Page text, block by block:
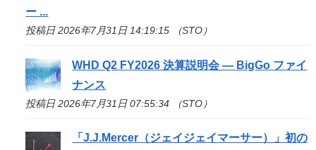
ー ...
投稿日 2026年7月31日 14:19:15 （STO）
WHD Q2 FY2026 決算説明会 — BigGo ファイ
ナンス
投稿日 2026年7月31日 07:55:34 （STO）
「J.J.Mercer（ジェイジェイマーサー）」初の